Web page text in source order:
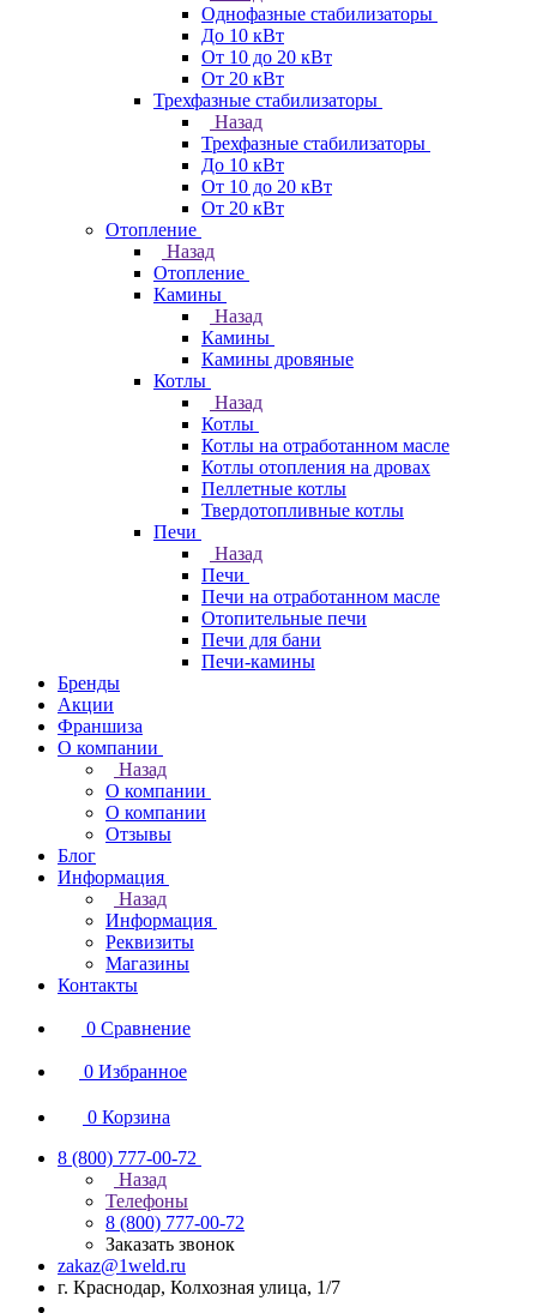
Однофазные стабилизаторы
До 10 кВт
От 10 до 20 кВт
От 20 кВт
Трехфазные стабилизаторы
Назад
Трехфазные стабилизаторы
До 10 кВт
От 10 до 20 кВт
От 20 кВт
Отопление
Назад
Отопление
Камины
Назад
Камины
Камины дровяные
Котлы
Назад
Котлы
Котлы на отработанном масле
Котлы отопления на дровах
Пеллетные котлы
Твердотопливные котлы
Печи
Назад
Печи
Печи на отработанном масле
Отопительные печи
Печи для бани
Печи-камины
Бренды
Акции
Франшиза
О компании
Назад
О компании
О компании
Отзывы
Блог
Информация
Назад
Информация
Реквизиты
Магазины
Контакты
0 Сравнение
0 Избранное
0 Корзина
8 (800) 777-00-72
Назад
Телефоны
8 (800) 777-00-72
Заказать звонок
zakaz@1weld.ru
г. Краснодар, Колхозная улица, 1/7